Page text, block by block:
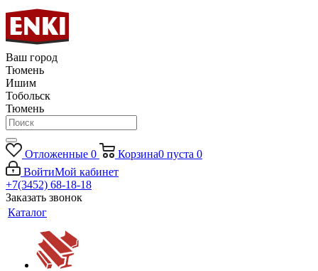
Ваш город
Тюмень
Ишим
Тобольск
Тюмень
Отложенные 0 Корзина0 пуста 0
ВойтиМой кабинет
+7(3452) 68-18-18
Заказать звонок
Каталог